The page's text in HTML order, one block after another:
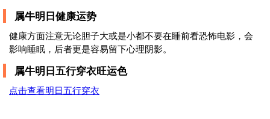
属牛明日健康运势
健康方面注意无论胆子大或是小都不要在睡前看恐怖电影，会
影响睡眠，后者更是容易留下心理阴影。
属牛明日五行穿衣旺运色
点击查看明日五行穿衣